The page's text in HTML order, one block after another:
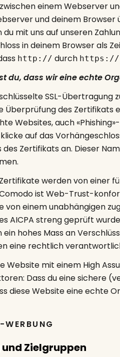
einem Webserver
und deinem
du mit uns auf unseren
in deinem Browser als
http:// durch https://
du, dass wir eine echte
SSL-Übertragung
Überprüfung des Zertifikats
Websites, auch
auf das
des Zertifikats an. Dieser
werden von einer
ist Web-Trust-
von einem unabhängigen
AICPA streng geprüft
hohes Mass an
eine rechtlich
Website mit einem High
Dass du eine sichere
diese Website eine echte
Zielgruppen